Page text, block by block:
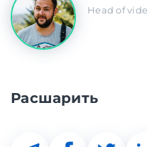
Head of
Расшарить